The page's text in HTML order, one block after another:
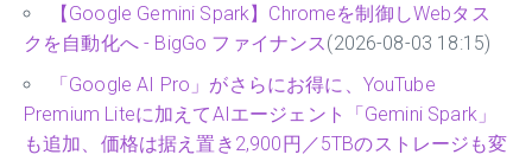
【Google Gemini Spark】Chromeを制御しWebタス
クを自動化へ - BigGo ファイナンス(2026-08-03 18:15)
「Google AI Pro」がさらにお得に、YouTube
Premium Liteに加えてAIエージェント「Gemini Spark」
も追加、価格は据え置き2,900円／5TBのストレージも変